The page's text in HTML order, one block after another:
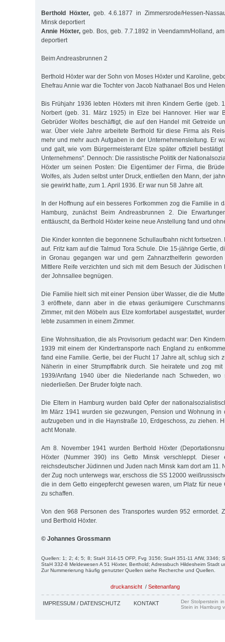
Berthold Höxter,geb. 4.6.1877 in Zimmersrode/Hessen-
Minsk deportiert
Annie Höxter, geb. Bos, geb. 7.7.1892 in Veendamm/Holland,
deportiert
Beim Andreasbrunnen 2
Berthold Höxter war der Sohn von Moses Höxter und Karoline,
Ehefrau Annie war die Tochter von Jacob Nathanael Bos und
Bis Frühjahr 1936 lebten Höxters mit ihren Kindern Gertie (geb.
Norbert (geb. 31. März 1925) in Elze bei Hannover. Hier war
Gebrüder Wolfes beschäftigt, die auf den Handel mit Getreide
war. Über viele Jahre arbeitete Berthold für diese Firma als
mehr und mehr auch Aufgaben in der Unternehmensleitung. Er
und galt, wie vom Bürgermeisteramt Elze später offiziell
Unternehmens". Dennoch: Die rassistische Politik der
Höxter um seinen Posten: Die Eigentümer der Firma, die
Wolfes, als Juden selbst unter Druck, entließen den Mann, der
sie gewirkt hatte, zum 1. April 1936. Er war nun 58 Jahre alt.
In der Hoffnung auf ein besseres Fortkommen zog die Familie in
Hamburg, zunächst Beim Andreasbrunnen 2. Die
enttäuscht, da Berthold Höxter keine neue Anstellung fand und
Die Kinder konnten die begonnene Schullaufbahn nicht
auf. Fritz kam auf die Talmud Tora Schule. Die 15-jährige Gertie,
in Gronau gegangen war und gern Zahnarzthelferin
Mittlere Reife verzichten und sich mit dem Besuch der Jüdischen
der Johnsallee begnügen.
Die Familie hielt sich mit einer Pension über Wasser, die die
3 eröffnete, dann aber in die etwas geräumigere
Zimmer, mit den Möbeln aus Elze komfortabel ausgestattet,
lebte zusammen in einem Zimmer.
Eine Wohnsituation, die als Provisorium gedacht war: Den
1939 mit einem der Kindertransporte nach England zu
fand eine Familie. Ger­tie, bei der Flucht 17 Jahre alt, schlug sich
Näherin in einer Strumpffabrik durch. Sie heiratete und zog mit
1939/Anfang 1940 über die Niederlande nach Schweden,
niederließen. Der Bruder folgte nach.
Die Eltern in Hamburg wurden bald Opfer der
Im März 1941 wurden sie gezwungen, Pension und Wohnung in
aufzugeben und in die Haynstraße 10, Erdgeschoss, zu ziehen.
acht Monate.
Am 8. November 1941 wurden Berthold Höxter
Höxter (Nummer 390) ins Getto Minsk verschleppt. Dieser
reichsdeutscher Jüdinnen und Juden nach Minsk kam dort am 11.
der Zug noch unterwegs war, erschoss die SS 12000
die in dem Getto eingepfercht gewesen waren, um Platz für neue
zu schaffen.
Von den 968 Personen des Transportes wurden 952 ermordet.
und Berthold Höxter.
© Johannes Grossmann
Quellen: 1; 2; 4; 5; 8; StaH 314-15 OFP, Fvg 3156; StaH 351-11 AfW, 3346;
StaH 332-8 Meldewesen A 51 Höxter, Berthold; Adressbuch Hildesheim Stadt
Zur Nummerierung häufig genutzter Quellen siehe Recherche und Quellen.
druckansicht / Seitenanfang
IMPRESSUM / DATENSCHUTZ KONTAKT
Der Stolperstein
Stein in Hamburg